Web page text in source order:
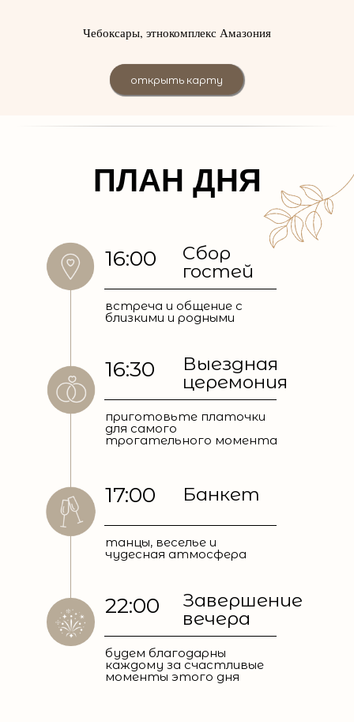
открыть карту
Чебоксары, этнокомплекс Амазония
ПЛАН ДНЯ
16:00
Сбор
гостей
встреча и общение с
близкими и родными
16:30
Выездная
церемония
приготовьте платочки
для самого
трогательного момента
17:00 Банкет
танцы, веселье и
чудесная атмосфера
22:00
Завершение
вечера
будем благодарны
каждому за счастливые
моменты этого дня